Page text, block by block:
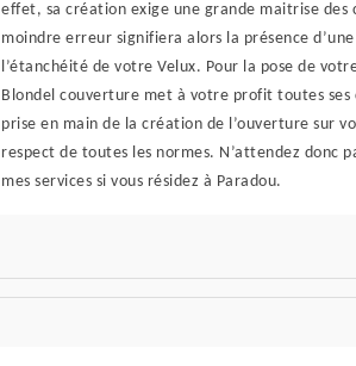
effet, sa création exige une grande maitrise des
moindre erreur signifiera alors la présence
l’étanchéité de votre Velux. Pour la pose de
Blondel couverture met à votre profit toutes ses
prise en main de la création de l’ouverture sur
respect de toutes les normes. N’attendez donc
mes services si vous résidez à Paradou.